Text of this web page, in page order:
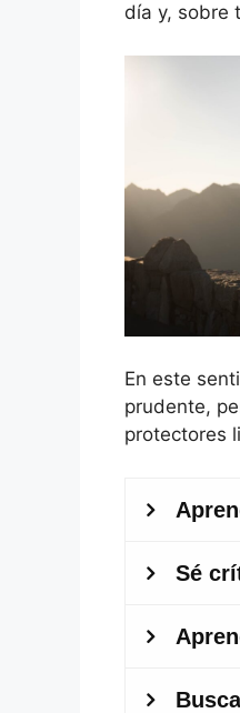
día y, sobre
En este
prudente,
protectores